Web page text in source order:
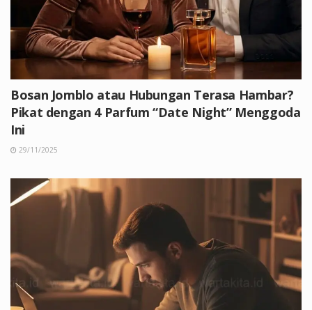
Bosan Jomblo atau Hubungan Terasa Hambar?
Pikat dengan 4 Parfum “Date Night” Menggoda
Ini
29/11/2025